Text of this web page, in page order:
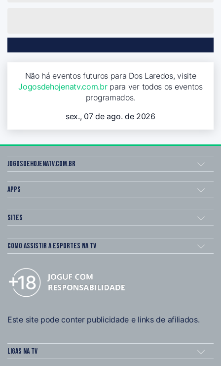
Não há eventos futuros para Dos Laredos, visite
Jogosdehojenatv.com.brpara ver todos os eventos
programados.
sex., 07 de ago. de 2026
Jogosdehojenatv.com.br
Apps
Sites
Como assistir a esportes na TV
Este site pode conter publicidade e links de afiliados.
Ligas na TV